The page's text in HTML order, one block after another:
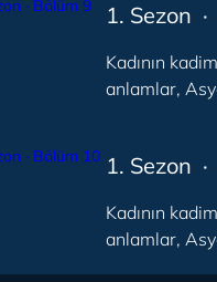
1. Sezon
Kadının
anlamlar,
1. Sezon
Kadının
anlamlar,